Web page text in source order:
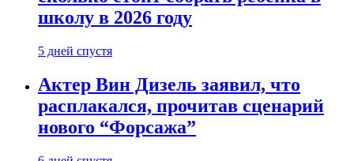
школу в 2026 году
5 дней спустя
Актер Вин Дизель заявил, что
расплакался, прочитав сценарий
нового “Форсажа”